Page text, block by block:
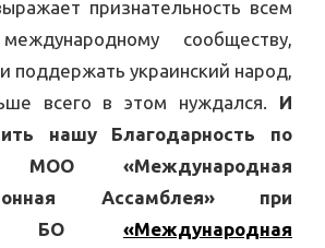
признательность всем
сообществу,
поддержать украинский народ,
всего в этом нуждался. И
нашу Благодарность по
МОО «Международная
Ассамблея» при
БО «Международная